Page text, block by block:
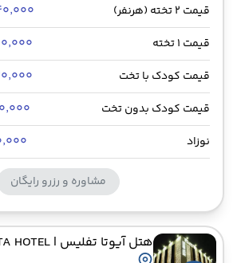
قیمت 2 تخته (هرنفر)
قیمت 1 تخته
قیمت کودک با تخت
قیمت کودک بدون تخت
نوزاد
مشاوره و رزرو رایگان
هتل آیوتا تفلیس | IOTA HOTEL